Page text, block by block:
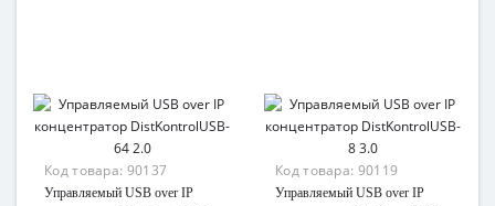
Код товара: 90137
Управляемый USB over IP
Код товара: 90119
Управляемый USB over IP